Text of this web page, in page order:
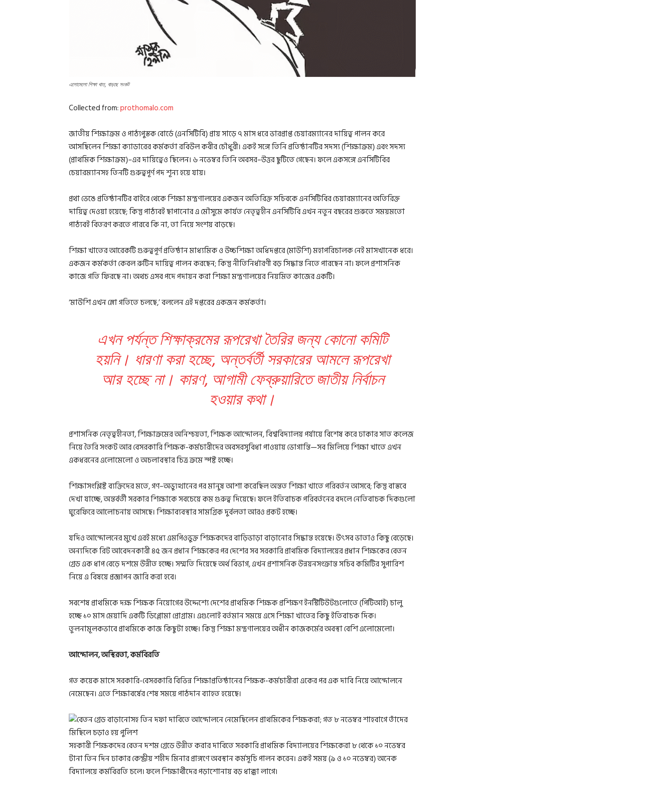
এলোমেলো শিক্ষা খাত, বাড়ছে সংকট
Collected from:prothomalo.com
জাতীয় শিক্ষাক্রম ও পাঠ্যপুস্তক বোর্ডে (এনসিটিবি) প্রায় সাড়ে ৭ মাস ধরে ভারপ্রাপ্ত চেয়ারম্যানের দায়িত্ব পালন করে
আসছিলেন শিক্ষা ক্যাডারের কর্মকর্তা রবিউল কবীর চৌধুরী। একই সঙ্গে তিনি প্রতিষ্ঠানটির সদস্য (শিক্ষাক্রম) এবং সদস্য
(প্রাথমিক শিক্ষাক্রম)–এর দায়িত্বেও ছিলেন। ৬ নভেম্বর তিনি অবসর–উত্তর ছুটিতে গেছেন। ফলে একসঙ্গে এনসিটিবির
চেয়ারম্যানসহ তিনটি গুরুত্বপূর্ণ পদ শূন্য হয়ে যায়।
প্রথা ভেঙে প্রতিষ্ঠানটির বাইরে থেকে শিক্ষা মন্ত্রণালয়ের একজন অতিরিক্ত সচিবকে এনসিটিবির চেয়ারম্যানের অতিরিক্ত
দায়িত্ব দেওয়া হয়েছে; কিন্তু পাঠ্যবই ছাপানোর এ মৌসুমে কার্যত নেতৃত্বহীন এনসিটিবি এখন নতুন বছরের শুরুতে সময়মতো
পাঠ্যবই বিতরণ করতে পারবে কি না, তা নিয়ে সংশয় বাড়ছে।
শিক্ষা খাতের আরেকটি গুরুত্বপূর্ণ প্রতিষ্ঠান মাধ্যমিক ও উচ্চশিক্ষা অধিদপ্তরে (মাউশি) মহাপরিচালক নেই মাসখানেক ধরে।
একজন কর্মকর্তা কেবল রুটিন দায়িত্ব পালন করছেন; কিন্তু নীতিনির্ধারণী বড় সিদ্ধান্ত নিতে পারছেন না। ফলে প্রশাসনিক
কাজে গতি ফিরছে না। অথচ এসব পদে পদায়ন করা শিক্ষা মন্ত্রণালয়ের নিয়মিত কাজের একটি।
‘মাউশি এখন স্লো গতিতে চলছে,’ বললেন এই দপ্তরের একজন কর্মকর্তা।
এখন পর্যন্ত শিক্ষাক্রমের রূপরেখা তৈরির জন্য কোনো কমিটি
হয়নি। ধারণা করা হচ্ছে, অন্তর্বর্তী সরকারের আমলে রূপরেখা
আর হচ্ছে না। কারণ, আগামী ফেব্রুয়ারিতে জাতীয় নির্বাচন
হওয়ার কথা।
প্রশাসনিক নেতৃত্বহীনতা, শিক্ষাক্রমের অনিশ্চয়তা, শিক্ষক আন্দোলন, বিশ্ববিদ্যালয় পর্যায়ে বিশেষ করে ঢাকার সাত কলেজ
নিয়ে তৈরি সংকট আর বেসরকারি শিক্ষক-কর্মচারীদের অবসরসুবিধা পাওয়ায় ভোগান্তি—সব মিলিয়ে শিক্ষা খাতে এখন
একধরনের এলোমেলো ও অচলাবস্থার চিত্র ক্রমে স্পষ্ট হচ্ছে।
শিক্ষাসংশ্লিষ্ট ব্যক্তিদের মতে, গণ–অভ্যুত্থানের পর মানুষ আশা করেছিল অন্তত শিক্ষা খাতে পরিবর্তন আসবে; কিন্তু বাস্তবে
দেখা যাচ্ছে, অন্তর্বর্তী সরকার শিক্ষাকে সবচেয়ে কম গুরুত্ব দিয়েছে। ফলে ইতিবাচক পরিবর্তনের বদলে নেতিবাচক দিকগুলো
ঘুরেফিরে আলোচনায় আসছে। শিক্ষাব্যবস্থার সামগ্রিক দুর্বলতা আরও প্রকট হচ্ছে।
যদিও আন্দোলনের মুখে এরই মধ্যে এমপিওভুক্ত শিক্ষকদের বাড়িভাড়া বাড়ানোর সিদ্ধান্ত হয়েছে। উৎসব ভাতাও কিছু বেড়েছে।
অন্যদিকে রিট আবেদনকারী ৪৫ জন প্রধান শিক্ষকের পর দেশের সব সরকারি প্রাথমিক বিদ্যালয়ের প্রধান শিক্ষকের বেতন
গ্রেড এক ধাপ বেড়ে দশমে উন্নীত হচ্ছে। সম্মতি দিয়েছে অর্থ বিভাগ, এখন প্রশাসনিক উন্নয়নসংক্রান্ত সচিব কমিটির সুপারিশ
নিয়ে এ বিষয়ে প্রজ্ঞাপন জারি করা হবে।
সবশেষ প্রাথমিকে দক্ষ শিক্ষক নিয়োগের উদ্দেশ্যে দেশের প্রাথমিক শিক্ষক প্রশিক্ষণ ইনস্টিটিউটগুলোতে (পিটিআই) চালু
হচ্ছে ১০ মাস মেয়াদি একটি ডিপ্লোমা প্রোগ্রাম। এগুলোই বর্তমান সময়ে এসে শিক্ষা খাতের কিছু ইতিবাচক দিক।
তুলনামূলকভাবে প্রাথমিকে কাজ কিছুটা হচ্ছে। কিন্তু শিক্ষা মন্ত্রণালয়ের অধীন কাজকর্মের অবস্থা বেশি এলোমেলো।
আন্দোলন, অস্থিরতা, কর্মবিরতি
গত কয়েক মাসে সরকারি-বেসরকারি বিভিন্ন শিক্ষাপ্রতিষ্ঠানের শিক্ষক-কর্মচারীরা একের পর এক দাবি নিয়ে আন্দোলনে
নেমেছেন। এতে শিক্ষাবর্ষের শেষ সময়ে পাঠদান ব্যাহত হয়েছে।
সহকারী শিক্ষকদের বেতন দশম গ্রেডে উন্নীত করার দাবিতে সরকারি প্রাথমিক বিদ্যালয়ের শিক্ষকেরা ৮ থেকে ১০ নভেম্বর
টানা তিন দিন ঢাকার কেন্দ্রীয় শহীদ মিনার প্রাঙ্গণে অবস্থান কর্মসূচি পালন করেন। একই সময় (৯ ও ১০ নভেম্বর) অনেক
বিদ্যালয়ে কর্মবিরতি চলে। ফলে শিক্ষার্থীদের পড়াশোনায় বড় ধাক্কা লাগে।